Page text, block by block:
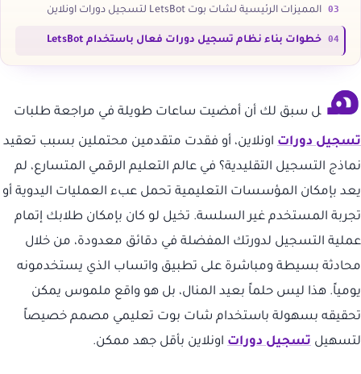
03 المميزات الرئيسية لشات بوت LetsBot لتسجيل دورات اونلاين
04 خطوات بناء نظام تسجيل دورات فعال باستخدام LetsBot
ه ل سبق لك أن أمضيت ساعات طويلة في مراجعة طلبات
تسجيل دورات اونلاين، أو فقدت متقدمين محتملين بسبب تعقيد
نماذج التسجيل التقليدية؟ في عالم التعليم الرقمي المتسارع، لم
يعد بإمكان المؤسسات التعليمية تحمل عبء العمليات اليدوية أو
تجربة المستخدم غير السلسة. تخيل لو كان بإمكان طلابك إتمام
عملية التسجيل لدورتك المفضلة في دقائق معدودة، من خلال
محادثة بسيطة ومباشرة على تطبيق واتساب الذي يستخدمونه
يومياً. هذا ليس حلماً بعيد المنال، بل هو واقع ملموس يمكن
تحقيقه بسهولة باستخدام شات بوت تعليمي مصمم خصيصاً
لتسهيل تسجيل دورات اونلاين بأقل جهد ممكن.